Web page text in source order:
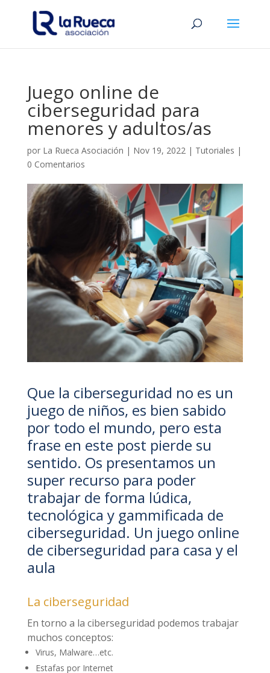
Juego online de
ciberseguridad para
menores y adultos/as
por La Rueca Asociación | Nov 19, 2022| Tutoriales |
0 Comentarios
Que la ciberseguridad no es un
juego de niños, es bien sabido
por todo el mundo, pero esta
frase en este post pierde su
sentido. Os presentamos un
super recurso para poder
trabajar de forma lúdica,
tecnológica y gammificada de
ciberseguridad. Un juego online
de ciberseguridad para casa y el
aula
La ciberseguridad
En torno a la ciberseguridad podemos trabajar
muchos conceptos:
Virus, Malware…etc.
Estafas por Internet